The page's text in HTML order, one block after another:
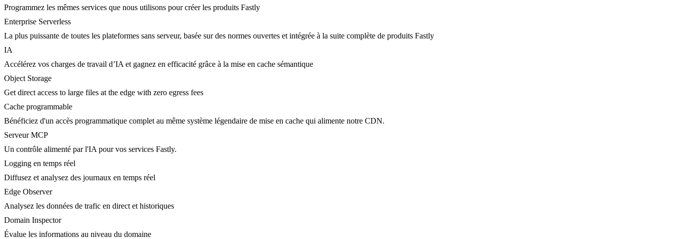
Programmez les mêmes services que nous utilisons pour créer les produits Fastly
Enterprise Serverless
La plus puissante de toutes les plateformes sans serveur, basée sur des normes ouvertes et intégrée à la suite complète de produits Fastly
IA
Accélérez vos charges de travail d’IA et gagnez en efficacité grâce à la mise en cache sémantique
Object Storage
Get direct access to large files at the edge with zero egress fees
Cache programmable
Bénéficiez d'un accès programmatique complet au même système légendaire de mise en cache qui alimente notre CDN.
Serveur MCP
Un contrôle alimenté par l'IA pour vos services Fastly.
Logging en temps réel
Diffusez et analysez des journaux en temps réel
Edge Observer
Analysez les données de trafic en direct et historiques
Domain Inspector
Évalue les informations au niveau du domaine